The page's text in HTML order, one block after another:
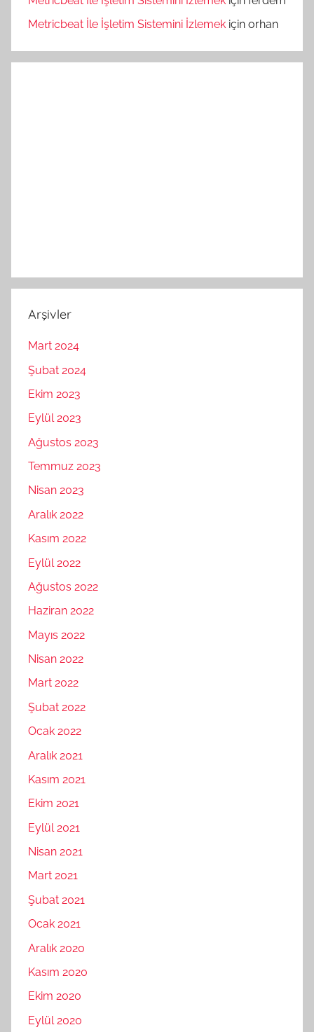
Metricbeat İle İşletim Sistemini İzlemek için orhan
Arşivler
Mart 2024
Şubat 2024
Ekim 2023
Eylül 2023
Ağustos 2023
Temmuz 2023
Nisan 2023
Aralık 2022
Kasım 2022
Eylül 2022
Ağustos 2022
Haziran 2022
Mayıs 2022
Nisan 2022
Mart 2022
Şubat 2022
Ocak 2022
Aralık 2021
Kasım 2021
Ekim 2021
Eylül 2021
Nisan 2021
Mart 2021
Şubat 2021
Ocak 2021
Aralık 2020
Kasım 2020
Ekim 2020
Eylül 2020